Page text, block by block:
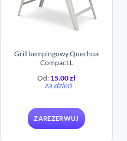
Grill kempingowy Quechua
Compact L
Od: 15.00zł
za dzień
ZAREZERWUJ